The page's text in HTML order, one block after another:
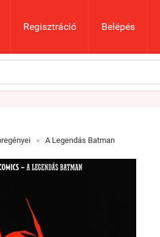
Regisztráció Belépés
» A Legendás Batman